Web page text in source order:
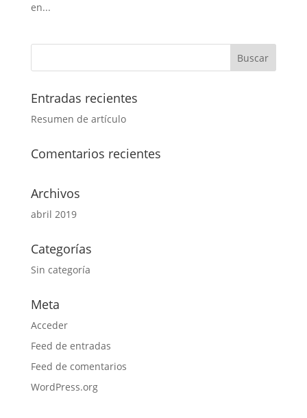
en...
Entradas recientes
Resumen de artículo
Comentarios recientes
Archivos
abril 2019
Categorías
Sin categoría
Meta
Acceder
Feed de entradas
Feed de comentarios
WordPress.org